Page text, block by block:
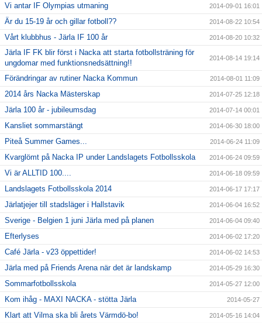
Vi antar IF Olympias utmaning 2014-09-01 16:01
Är du 15-19 år och gillar fotboll?? 2014-08-22 10:54
Vårt klubbhus - Järla IF 100 år 2014-08-20 10:32
Järla IF FK blir först i Nacka att starta fotbollsträning för
ungdomar med funktionsnedsättning!!
2014-08-14 19:14
Förändringar av rutiner Nacka Kommun 2014-08-01 11:09
2014 års Nacka Mästerskap 2014-07-25 12:18
Järla 100 år - jubileumsdag 2014-07-14 00:01
Kansliet sommarstängt 2014-06-30 18:00
Piteå Summer Games... 2014-06-24 11:09
Kvarglömt på Nacka IP under Landslagets Fotbollsskola 2014-06-24 09:59
Vi är ALLTID 100.... 2014-06-18 09:59
Landslagets Fotbollsskola 2014 2014-06-17 17:17
Järlatjejer till stadsläger i Hallstavik 2014-06-04 16:52
Sverige - Belgien 1 juni Järla med på planen 2014-06-04 09:40
Efterlyses 2014-06-02 17:20
Café Järla - v23 öppettider! 2014-06-02 14:53
Järla med på Friends Arena när det är landskamp 2014-05-29 16:30
Sommarfotbollsskola 2014-05-27 12:00
Kom ihåg - MAXI NACKA - stötta Järla 2014-05-27
Klart att Vilma ska bli årets Värmdö-bo! 2014-05-16 14:04